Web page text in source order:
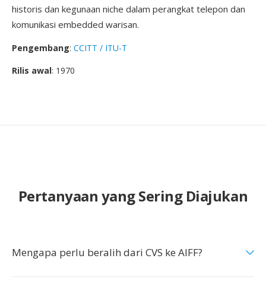
historis dan kegunaan niche dalam perangkat telepon dan
komunikasi embedded warisan.
Pengembang: CCITT / ITU-T
Rilis awal: 1970
Pertanyaan yang Sering Diajukan
Mengapa perlu beralih dari CVS ke AIFF?